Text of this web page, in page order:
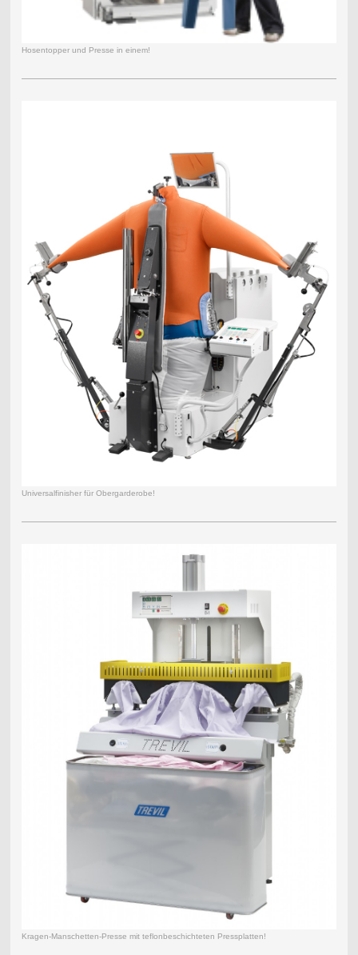
Hosentopper und Presse in einem!
Universalfinisher für Obergarderobe!
Kragen-Manschetten-Presse mit teflonbeschichteten Pressplatten!